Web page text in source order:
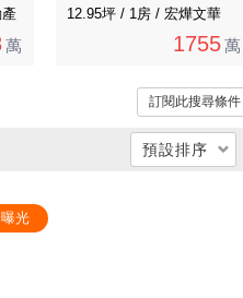
萬
12.95坪 / 1房 / 宏燁文華
1755 萬
訂閱此搜尋條件
預設排序
光